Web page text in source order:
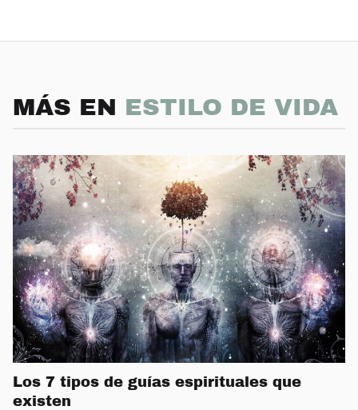
MÁS EN ESTILO DE VIDA
Los 7 tipos de guías espirituales que
existen